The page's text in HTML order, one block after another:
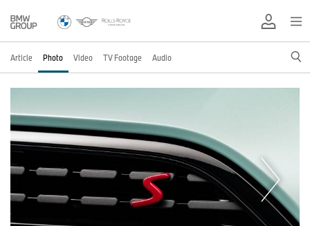
Article Photo Video TV Footage Audio